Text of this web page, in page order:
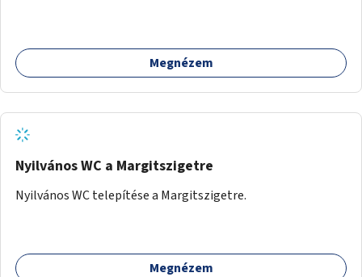
Megnézem
Nyilvános WC a Margitszigetre
Nyilvános WC telepítése a Margitszigetre.
Megnézem